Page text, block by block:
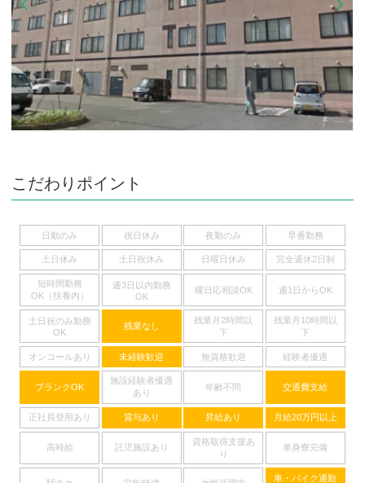
こだわりポイント
日勤のみ 祝日休み 夜勤のみ 早番勤務
土日休み 土日祝休み 日曜日休み 完全週休2日制
短時間勤務
OK（扶養内）
週3日以内勤務
OK
曜日応相談OK 週1日からOK
土日祝のみ勤務
OK
残業なし
残業月2時間以
下
残業月10時間以
下
オンコールあり 未経験歓迎 無資格歓迎 経験者優遇
ブランクOK
施設経験者優遇
あり
年齢不問 交通費支給
正社員登用あり 賞与あり 昇給あり 月給20万円以上
高時給 託児施設あり
資格取得支援あ
り
単身寮完備
車・バイク通勤